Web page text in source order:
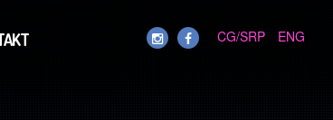
CG/SRP ENG